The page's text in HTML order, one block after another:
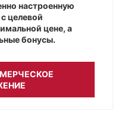
настроенную
целевой
цене, а
бонусы.